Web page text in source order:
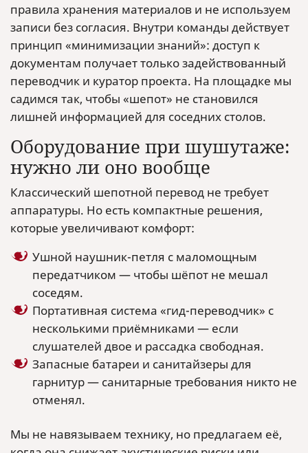
правила хранения материалов и не используем
записи без согласия. Внутри команды действует
принцип «минимизации знаний»: доступ к
документам получает только задействованный
переводчик и куратор проекта. На площадке мы
садимся так, чтобы «шепот» не становился
лишней информацией для соседних столов.
Оборудование при шушутаже:
нужно ли оно вообще
Классический шепотной перевод не требует
аппаратуры. Но есть компактные решения,
которые увеличивают комфорт:
Ушной наушник-петля с маломощным
передатчиком — чтобы шёпот не мешал
соседям.
Портативная система «гид-переводчик» с
несколькими приёмниками — если
слушателей двое и рассадка свободная.
Запасные батареи и санитайзеры для
гарнитур — санитарные требования никто не
отменял.
Мы не навязываем технику, но предлагаем её,